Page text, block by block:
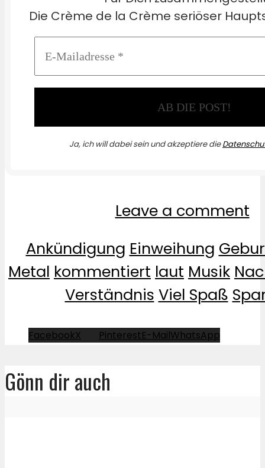
Die Crème de la Crème seriöser
Ja, ich will dabei sein und akzeptiere die
Leave a comment
Ankündigung Einweihung
Metal kommentiert laut Musik
Verständnis Viel Spaß
FacebookX PinterestE-MailWhatsApp
Gönn dir auch